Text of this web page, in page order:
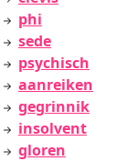
phi
sede
psychisch
aanreiken
gegrinnik
insolvent
gloren